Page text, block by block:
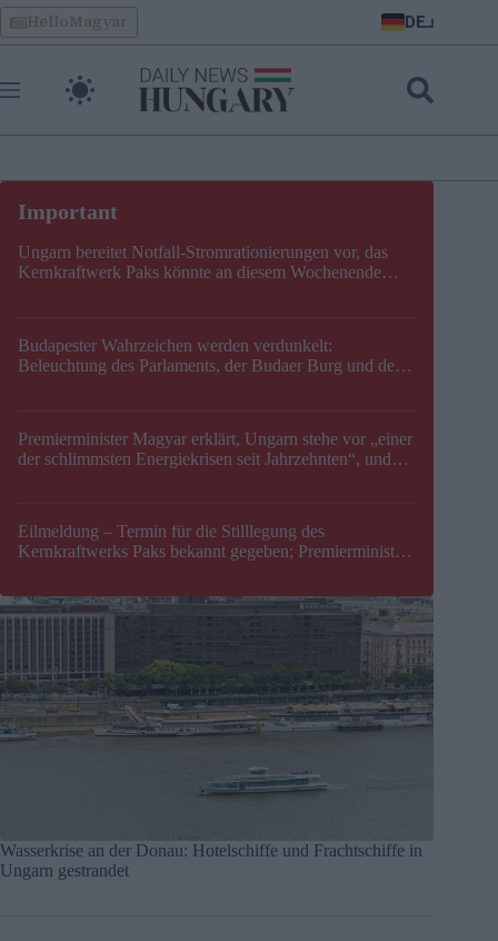
Skip
to
content
HelloMagyar DE
Ungarn bereitet Notfall-Stromrationierungen vor, das
Kernkraftwerk Paks könnte an diesem Wochenende
Budapester Wahrzeichen werden verdunkelt:
Beleuchtung des Parlaments, der Budaer Burg und der
Premierminister Magyar erklärt, Ungarn stehe vor „einer
der schlimmsten Energiekrisen seit Jahrzehnten“, und
Eilmeldung – Termin für die Stilllegung des
Kernkraftwerks Paks bekannt gegeben; Premierminister
Wasserkrise an der Donau: Hotelschiffe und Frachtschiffe in
Ungarn gestrandet